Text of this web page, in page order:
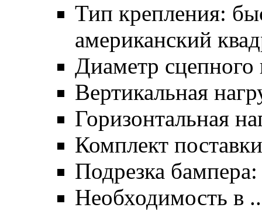
Тип крепления:
американский
Диаметр
Вертикальная
Горизонтальная
Комплект
Подрезка
Необходимость в